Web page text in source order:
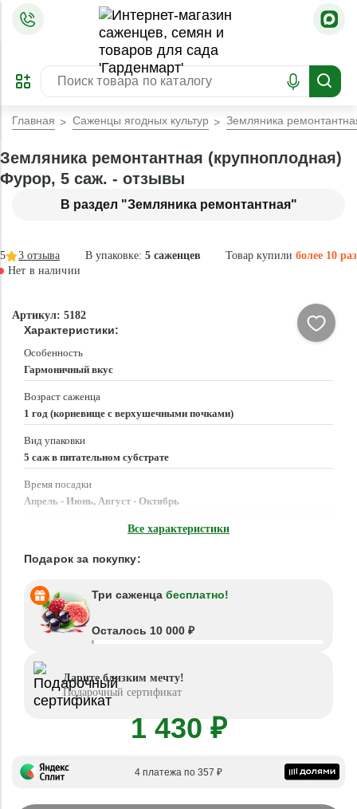
ПРЕДЗАКАЗ
ЗАБРОНИРОВАТЬ
ЛУЧШЕЕ
Главная Саженцы ягодных культур Земляника
В раздел "Земляника ремонтантная"
Земляника ремонтантная (крупноплодная)
Фурор, 5 саж. - отзывы
В упаковке: 5 саженцев Товар купили более 10 раз
5 3 отзыва
Нет в наличии
Артикул: 5182
Характеристики:
Особенность
Гармоничный вкус
Возраст саженца
1 год (корневище с верхушечными почками)
Вид упаковки
5 саж в питательном субстрате
Время посадки
Апрель - Июнь, Август - Октябрь
Все характеристики
Подарок за покупку:
Три саженца бесплатно!
Осталось 10 000 ₽
Дарите близким мечту!
Подарочный сертификат
1 430 ₽
4 платежа по 357 ₽